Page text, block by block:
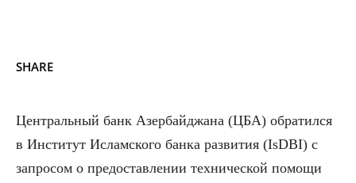
SHARE
Центральный банк Азербайджана (ЦБА) обратился
в Институт Исламского банка развития (IsDBI) с
запросом о предоставлении технической помощи